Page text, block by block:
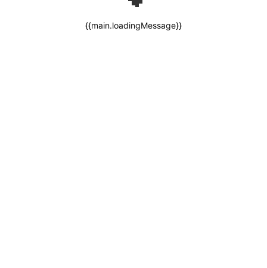
{{main.loadingMessage}}